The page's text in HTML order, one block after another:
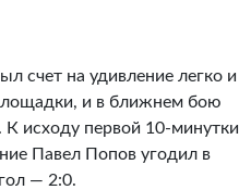
счет на удивление легко и
и в ближнем бою
исходу первой 10-минутки
Павел Попов угодил в
— 2:0.